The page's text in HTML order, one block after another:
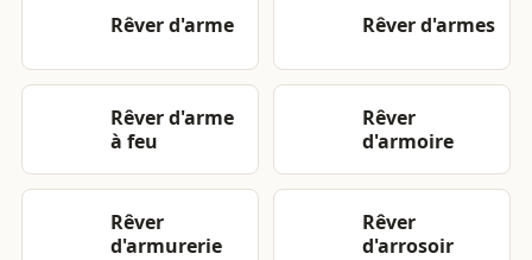
Rêver d'arme Rêver d'armes
Rêver d'arme
à feu
Rêver
d'armoire
Rêver
d'armurerie
Rêver
d'arrosoir